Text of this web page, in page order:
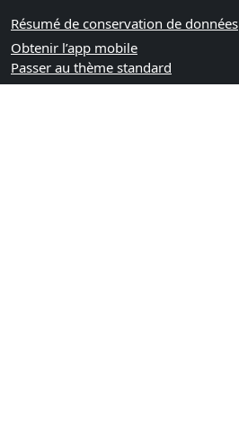
Résumé de conservation de données
Obtenir l’app mobile
Passer au thème standard